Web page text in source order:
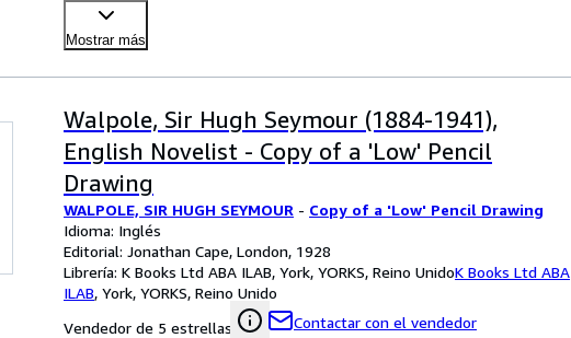
Mostrar más
Walpole, Sir Hugh Seymour (1884-1941),
English Novelist - Copy of a 'Low' Pencil
Drawing
WALPOLE, SIR HUGH SEYMOUR - Copy of a 'Low' Pencil Drawing
Idioma: Inglés
Editorial: Jonathan Cape, London, 1928
Librería: K Books Ltd ABA ILAB, York, YORKS, Reino UnidoK Books Ltd ABA
ILAB, York, YORKS, Reino Unido
Vendedor de 5 estrellas
Contactar con el vendedor